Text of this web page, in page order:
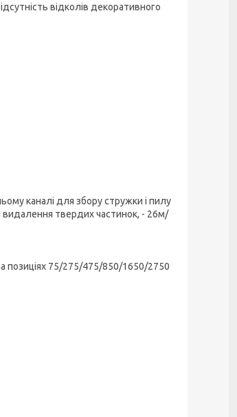
відколів декоративного
каналі для збору стружки і пилу
видалення твердих частинок, - 26м/
позиціях 75/275/475/850/1650/2750